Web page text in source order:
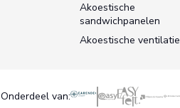
Akoestische
sandwichpanelen
Akoestische ventilatie
Onderdeel van: